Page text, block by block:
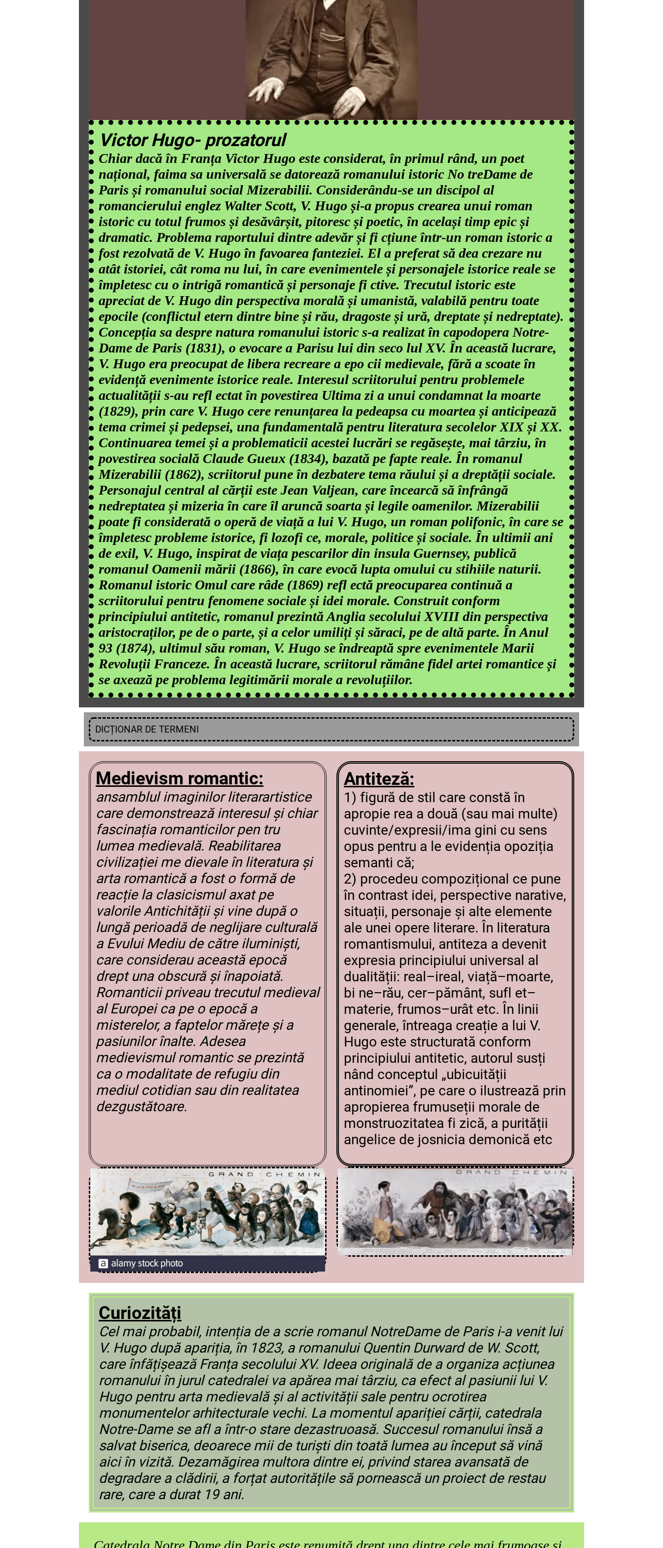
Victor Hugo- prozatorul
Chiar dacă în Franța Victor Hugo este considerat, în primul rând, un poet
național, faima sa universală se datorează romanului istoric No treDame de
Paris și romanului social Mizerabilii. Considerându-se un discipol al
romancierului englez Walter Scott, V. Hugo și-a propus crearea unui roman
istoric cu totul frumos și desăvârșit, pitoresc și poetic, în același timp epic și
dramatic. Problema raportului dintre adevăr și fi cțiune într-un roman istoric a
fost rezolvată de V. Hugo în favoarea fanteziei. El a preferat să dea crezare nu
atât istoriei, cât roma nu lui, în care evenimentele și personajele istorice reale se
împletesc cu o intrigă romantică și personaje fi ctive. Trecutul istoric este
apreciat de V. Hugo din perspectiva morală și umanistă, valabilă pentru toate
epocile (conflictul etern dintre bine și rău, dragoste și ură, dreptate și nedreptate).
Concepția sa despre natura romanului istoric s-a realizat în capodopera Notre-
Dame de Paris (1831), o evocare a Parisu lui din seco lul XV. În această lucrare,
V. Hugo era preocupat de libera recreare a epo cii medievale, fără a scoate în
evidență evenimente istorice reale. Interesul scriitorului pentru problemele
actualității s-au refl ectat în povestirea Ultima zi a unui condamnat la moarte
(1829), prin care V. Hugo cere renunțarea la pedeapsa cu moartea și anticipează
tema crimei și pedepsei, una fundamentală pentru literatura secolelor XIX și XX.
Continuarea temei și a problematicii acestei lucrări se regăsește, mai târziu, în
povestirea socială Claude Gueux (1834), bazată pe fapte reale. În romanul
Mizerabilii (1862), scriitorul pune în dezbatere tema răului și a dreptății sociale.
Personajul central al cărții este Jean Valjean, care încearcă să înfrângă
nedreptatea și mizeria în care îl aruncă soarta și legile oamenilor. Mizerabilii
poate fi considerată o operă de viață a lui V. Hugo, un roman polifonic, în care se
împletesc probleme istorice, fi lozofi ce, morale, politice și sociale. În ultimii ani
de exil, V. Hugo, inspirat de viața pescarilor din insula Guernsey, publică
romanul Oamenii mării (1866), în care evocă lupta omului cu stihiile naturii.
Romanul istoric Omul care râde (1869) refl ectă preocuparea continuă a
scriitorului pentru fenomene sociale și idei morale. Construit conform
principiului antitetic, romanul prezintă Anglia secolului XVIII din perspectiva
aristocraților, pe de o parte, și a celor umiliți și săraci, pe de altă parte. În Anul
93 (1874), ultimul său roman, V. Hugo se îndreaptă spre evenimentele Marii
Revoluții Franceze. În această lucrare, scriitorul rămâne fidel artei romantice și
se axează pe problema legitimării morale a revoluțiilor.
DICȚIONAR DE TERMENI
Medievism romantic:
ansamblul imaginilor literarartistice
care demonstrează interesul și chiar
fascinația romanticilor pen tru
lumea medievală. Reabilitarea
civilizației me dievale în literatura și
arta romantică a fost o formă de
reacție la clasicismul axat pe
valorile Antichității și vine după o
lungă perioadă de neglijare culturală
a Evului Mediu de către iluminiști,
care considerau această epocă
drept una obscură și înapoiată.
Romanticii priveau trecutul medieval
al Europei ca pe o epocă a
misterelor, a faptelor mărețe și a
pasiunilor înalte. Adesea
medievismul romantic se prezintă
ca o modalitate de refugiu din
mediul cotidian sau din realitatea
dezgustătoare.
Antiteză:
1) figură de stil care constă în
apropie rea a două (sau mai multe)
cuvinte/expresii/ima gini cu sens
opus pentru a le evidenția opoziția
semanti că;
2) procedeu compozițional ce pune
în contrast idei, perspective narative,
situații, personaje și alte elemente
ale unei opere literare. În literatura
romantismului, antiteza a devenit
expresia principiului universal al
dualității: real–ireal, viață–moarte,
bi ne–rău, cer–pământ, sufl et–
materie, frumos–urât etc. În linii
generale, întreaga creație a lui V.
Hugo este structurată conform
principiului antitetic, autorul susți
nând conceptul „ubicuității
antinomiei”, pe care o ilustrează prin
apropierea frumuseții morale de
monstruozitatea fi zică, a purității
angelice de josnicia demonică etc
Curiozități
Cel mai probabil, intenția de a scrie romanul NotreDame de Paris i-a venit lui
V. Hugo după apariția, în 1823, a romanului Quentin Durward de W. Scott,
care înfățișează Franța secolului XV. Ideea originală de a organiza acțiunea
romanului în jurul catedralei va apărea mai târziu, ca efect al pasiunii lui V.
Hugo pentru arta medievală și al activității sale pentru ocrotirea
monumentelor arhitecturale vechi. La momentul apariției cărții, catedrala
Notre-Dame se afl a într-o stare dezastruoasă. Succesul romanului însă a
salvat biserica, deoarece mii de turiști din toată lumea au început să vină
aici în vizită. Dezamăgirea multora dintre ei, privind starea avansată de
degradare a clădirii, a forțat autoritățile să pornească un proiect de restau
rare, care a durat 19 ani.